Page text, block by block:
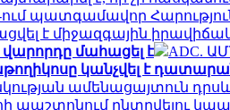
պատգամավոր
է միջազգային
վարորդը մահացել է
ADC.
կանչվել է
ամենացայտուն
պաշտոնում ընտրվելու